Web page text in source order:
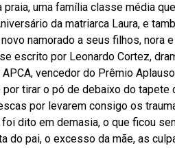
praia, uma família classe média
da matriarca Laura, e
namorado a seus filhos, nora
escrito por Leonardo Cortez,
vencedor do Prêmio
tirar o pó de debaixo do
por levarem consigo os
dito em demasia, o que ficou
do pai, o excesso da mãe, as